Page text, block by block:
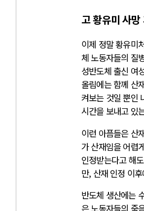
고 황유미 사
이제 정말 황유미
체 노동자들의 질
성반도체 출신 여
올림에는 함께 산
켜보는 것일 뿐인
시간을 보내고 있
이런 아픔들은 산
가 산재임을 어렵
인정받는다고 해
만, 산재 인정 이
반도체 생산에는
은 노동자들의 죽